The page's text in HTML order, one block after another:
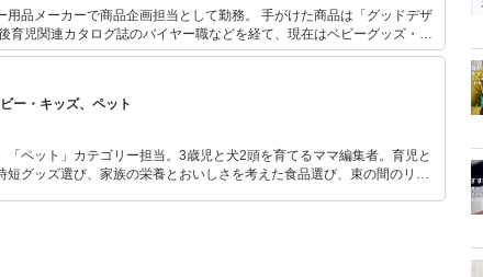
用品メーカーで商品企画担当として勤務。 手がけた商品は「グッドデザ
名のプレママやママに育児グッズ講座を実施。 ベビーグッズによる赤ち
して不安を抱えながら育児しているママをサポートするために活動
よう日本
ー・キッズ、ペット
「ペット」カテゴリー担当。3歳児と犬2頭を育てるママ編集者。育児と
短グッズ選び、家族の栄養とおいしさを考えた食品選び、束の間のリラ